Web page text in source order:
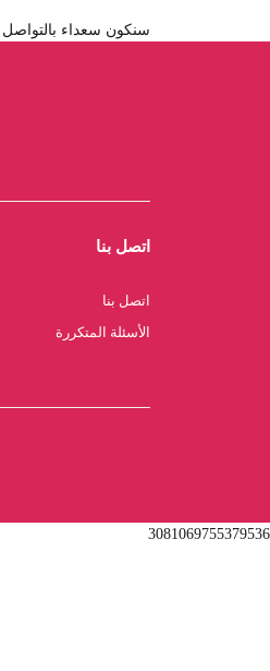
سنكون سعداء
اتصل بنا
اتصل بنا
الأسئلة المتكررة
3081069755379536